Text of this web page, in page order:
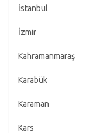
İstanbul
İzmir
Kahramanmaraş
Karabük
Karaman
Kars